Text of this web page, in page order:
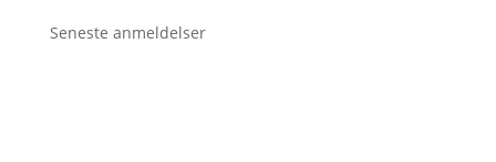
Seneste anmeldelser